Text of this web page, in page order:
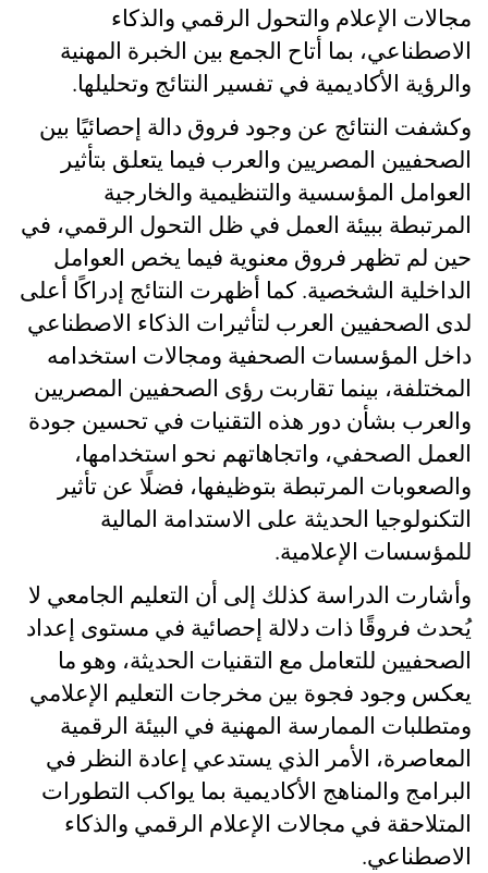
مجالات الإعلام والتحول الرقمي والذكاء
الاصطناعي، بما أتاح الجمع بين الخبرة المهنية
والرؤية الأكاديمية في تفسير النتائج وتحليلها.
وكشفت النتائج عن وجود فروق دالة إحصائيًا بين
الصحفيين المصريين والعرب فيما يتعلق بتأثير
العوامل المؤسسية والتنظيمية والخارجية
المرتبطة ببيئة العمل في ظل التحول الرقمي، في
حين لم تظهر فروق معنوية فيما يخص العوامل
الداخلية الشخصية. كما أظهرت النتائج إدراكًا أعلى
لدى الصحفيين العرب لتأثيرات الذكاء الاصطناعي
داخل المؤسسات الصحفية ومجالات استخدامه
المختلفة، بينما تقاربت رؤى الصحفيين المصريين
والعرب بشأن دور هذه التقنيات في تحسين جودة
العمل الصحفي، واتجاهاتهم نحو استخدامها،
والصعوبات المرتبطة بتوظيفها، فضلًا عن تأثير
التكنولوجيا الحديثة على الاستدامة المالية
للمؤسسات الإعلامية.
وأشارت الدراسة كذلك إلى أن التعليم الجامعي لا
يُحدث فروقًا ذات دلالة إحصائية في مستوى إعداد
الصحفيين للتعامل مع التقنيات الحديثة، وهو ما
يعكس وجود فجوة بين مخرجات التعليم الإعلامي
ومتطلبات الممارسة المهنية في البيئة الرقمية
المعاصرة، الأمر الذي يستدعي إعادة النظر في
البرامج والمناهج الأكاديمية بما يواكب التطورات
المتلاحقة في مجالات الإعلام الرقمي والذكاء
الاصطناعي.